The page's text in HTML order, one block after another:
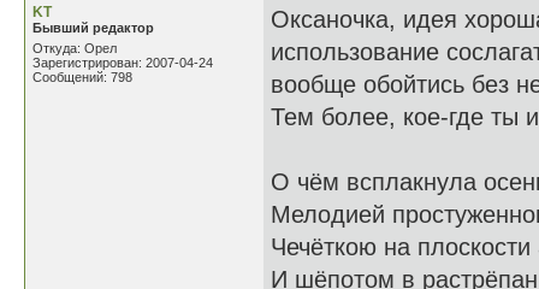
KT
Бывший редактор
Откуда: Орел
Зарегистрирован: 2007-04-24
Сообщений: 798
Оксаночка, идея
использование
вообще обойтись без
Тем более, кое-где ты
О чём всплакнула
Мелодией
Чечёткою на
И шёпотом в